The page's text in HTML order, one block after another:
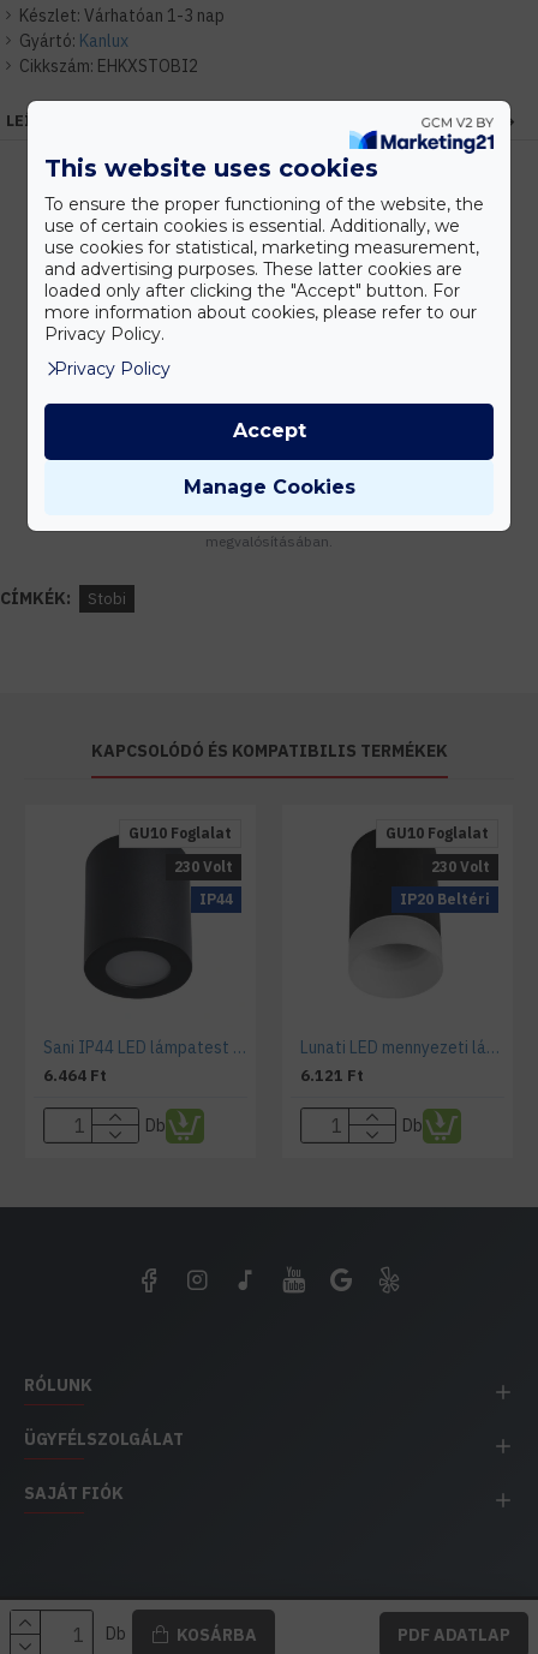
Készlet: Várhatóan 1-3 nap
Gyártó: Kanlux
Cikkszám: EHKXSTOBI2
Db KOSÁRBA PDF ADATLAP
LEÍRÁS
Kedvezmények
Vásárolj nagyobb mennyiségben és megadjuk a legjobb gyártói árakat.
Tanácsadás
megvalósításában.
CÍMKÉK: Stobi
KAPCSOLÓDÓ ÉS KOMPATIBILIS TERMÉKEK
GU10 Foglalat
230 Volt
IP44
Sani IP44 LED lámpatest - Kanlux
6.464 Ft
Db
GU10 Foglalat
IP20 Beltéri
230 Volt
Lunati LED mennyezeti lámpatest - Kanlux
6.121 Ft
Db
RÓLUNK
ÜGYFÉLSZOLGÁLAT
SAJÁT FIÓK
EH IMPEX / Copyright © 1991-2025 Energia Háza
This website uses cookies
To ensure the proper functioning of the website, the
use of certain cookies is essential. Additionally, we
use cookies for statistical, marketing measurement,
and advertising purposes. These latter cookies are
loaded only after clicking the "Accept" button. For
more information about cookies, please refer to our
Privacy Policy.
Privacy Policy
Manage Cookies
Accept